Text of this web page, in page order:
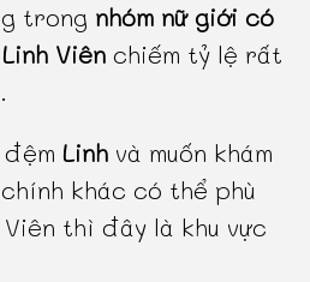
trong nhóm nữ giới có
Linh Viên chiếm tỷ lệ rất
.
đệmLinh và muốn khám
khác có thể phù
thì đây là khu vực